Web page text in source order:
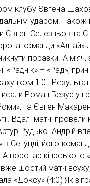
клубу Євгена
ударом. Також
Євген Селезньов та
команди «Алтай»
поразки. А м’яч,
«Раднік» – «Рад»,
1:0.
Роман Безус у
та Євген
Вдалі матчі провели
Рудько. Андрій
в Сегунді, його
А воротар кіпрського
вже шостий матч
«Доксу» (4:0) Як